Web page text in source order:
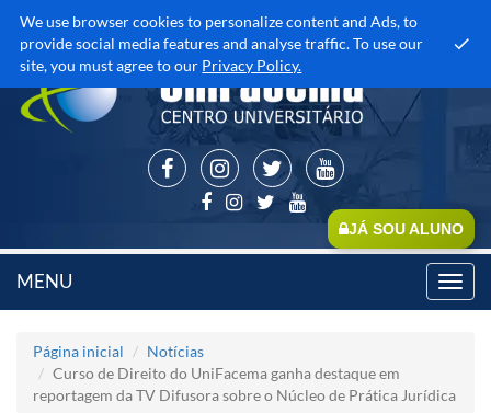
We use browser cookies to personalize content and Ads, to
provide social media features and analyse traffic. To use our
site, you must agree to our Privacy Policy.
JÁ SOU ALUNO
MENU
Página inicial
Notícias
Curso de Direito do UniFacema ganha destaque em
reportagem da TV Difusora sobre o Núcleo de Prática Jurídica